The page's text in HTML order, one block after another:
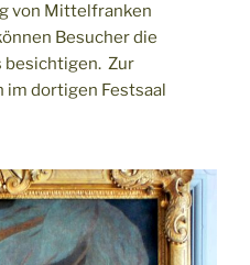
von Mittelfranken
Besucher die
besichtigen. Zur
im dortigen Festsaal